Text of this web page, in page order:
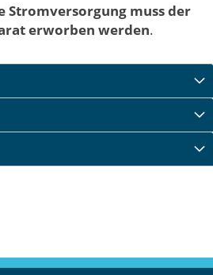
Stromversorgung muss der
erworben werden.